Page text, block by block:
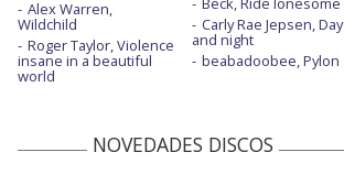
Alex Warren,
Wildchild
Roger Taylor, Violence
insane in a beautiful
world
Carly Rae Jepsen, Day
and night
beabadoobee, Pylon
NOVEDADES DISCOS